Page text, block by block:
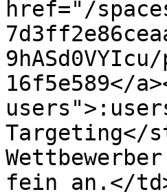
href="/
16f5e589</
Targeting</
fein an.</